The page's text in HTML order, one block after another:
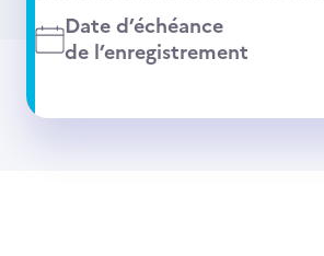
Date d’échéance
de l’enregistrement